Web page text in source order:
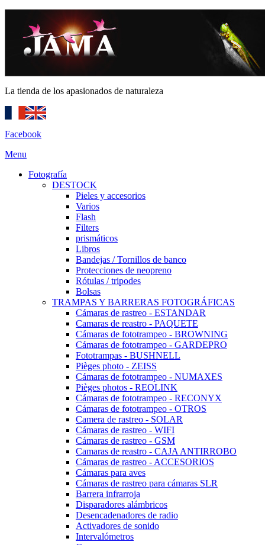
La tienda de los apasionados de naturaleza
Facebook
Menu
Fotografía
DESTOCK
Pieles y accesorios
Varios
Flash
Filters
prismáticos
Libros
Bandejas / Tornillos de banco
Protecciones de neopreno
Rótulas / tripodes
Bolsas
TRAMPAS Y BARRERAS FOTOGRÁFICAS
Cámaras de rastreo - ESTANDAR
Camaras de reastro - PAQUETE
Cámaras de fototrampeo - BROWNING
Cámaras de fototrampeo - GARDEPRO
Fototrampas - BUSHNELL
Pièges photo - ZEISS
Cámaras de fototrampeo - NUMAXES
Pièges photos - REOLINK
Cámaras de fototrampeo - RECONYX
Cámaras de fototrampeo - OTROS
Camera de rastreo - SOLAR
Cámaras de rastreo - WIFI
Cámaras de rastreo - GSM
Camaras de reastro - CAJA ANTIRROBO
Cámaras de rastreo - ACCESORIOS
Cámaras para aves
Cámaras de rastreo para cámaras SLR
Barrera infrarroja
Disparadores alámbricos
Desencadenadores de radio
Activadores de sonido
Intervalómetros